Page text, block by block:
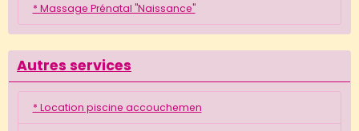
* Massage Prénatal "Naissance"
Autres services
* Location piscine accouchemen